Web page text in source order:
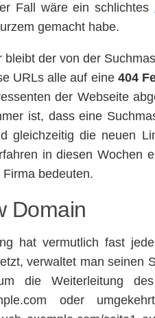
Fall wäre ein schlichtes
gemacht habe.
der von der
URLs alle auf eine 404
der Webseite
ist, dass eine
gleichzeitig die neuen
in diesen Wochen
bedeuten.
Domain
hat vermutlich fast
verwaltet man seinen
die Weiterleitung
oder